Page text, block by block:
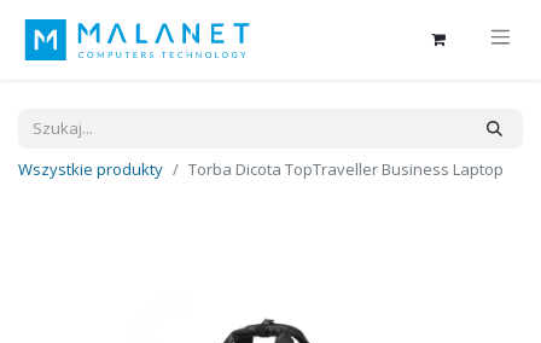
Wszystkie produkty Torba Dicota TopTraveller Business Laptop